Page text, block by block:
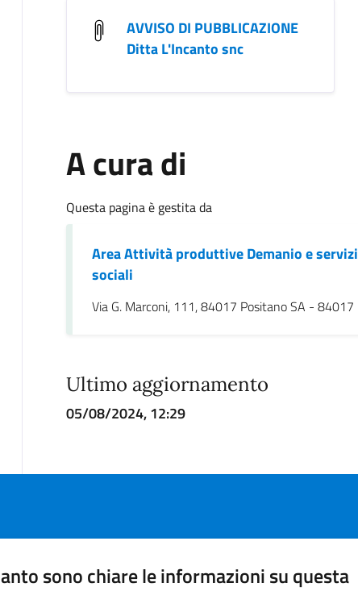
AVVISO DI PUBBLICAZIONE
Ditta L'Incanto snc
A cura di
Questa pagina è gestita da
Area Attività produttive Demanio e servizi
sociali
Via G. Marconi, 111, 84017 Positano SA - 84017
Ultimo aggiornamento
05/08/2024, 12:29
sono chiare le informazioni su questa